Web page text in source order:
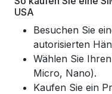
USA
Besuchen Sie
autorisierten
Wählen Sie
Micro, Nano).
Kaufen Sie ein